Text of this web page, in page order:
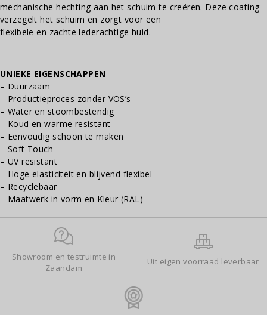
mechanische hechting aan het schuim te creëren. Deze coating
verzegelt het schuim en zorgt voor een
flexibele en zachte lederachtige huid.
UNIEKE EIGENSCHAPPEN
– Duurzaam
– Productieproces zonder VOS’s
– Water en stoombestendig
– Koud en warme resistant
– Eenvoudig schoon te maken
– Soft Touch
– UV resistant
– Hoge elasticiteit en blijvend flexibel
– Recyclebaar
– Maatwerk in vorm en Kleur (RAL)
Showroom en testruimte in
Zaandam
Uit eigen voorraad leverbaar